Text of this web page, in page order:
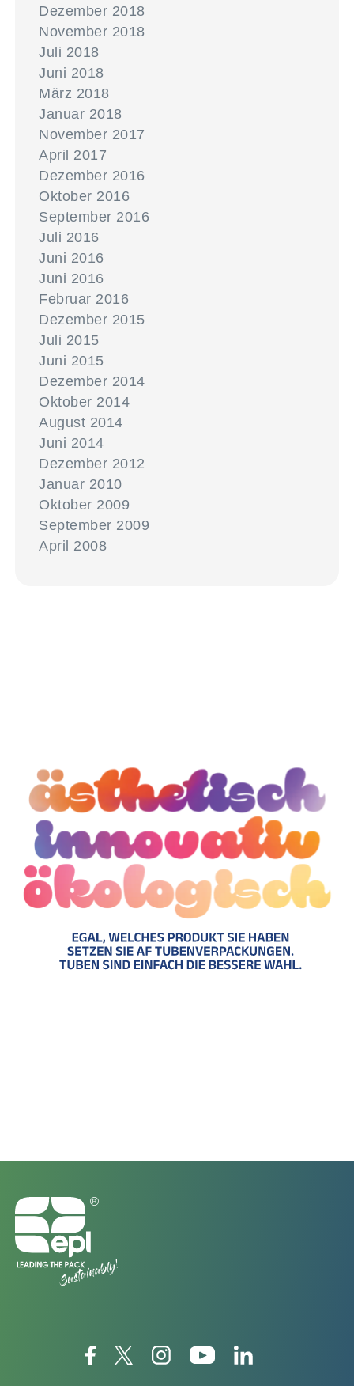
Dezember 2018
November 2018
Juli 2018
Juni 2018
März 2018
Januar 2018
November 2017
April 2017
Dezember 2016
Oktober 2016
September 2016
Juli 2016
Juni 2016
Juni 2016
Februar 2016
Dezember 2015
Juli 2015
Juni 2015
Dezember 2014
Oktober 2014
August 2014
Juni 2014
Dezember 2012
Januar 2010
Oktober 2009
September 2009
April 2008